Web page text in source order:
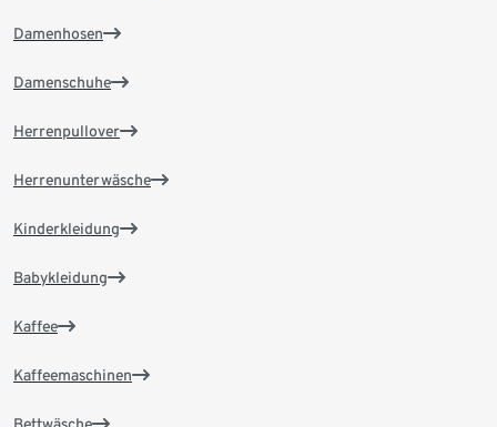
Damenhosen
Damenschuhe
Herrenpullover
Herrenunterwäsche
Kinderkleidung
Babykleidung
Kaffee
Kaffeemaschinen